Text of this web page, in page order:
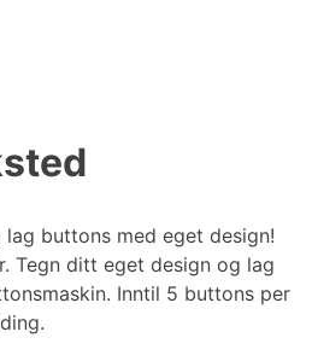
buttons med eget design!
Tegn ditt eget design og lag
Inntil 5 buttons per